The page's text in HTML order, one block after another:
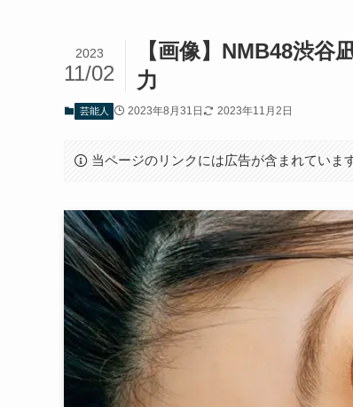
【画像】NMB48渋
力
2023
11/02
芸能人 2023年8月31日 2023年11月2日
当ページのリンクには広告が含まれていま